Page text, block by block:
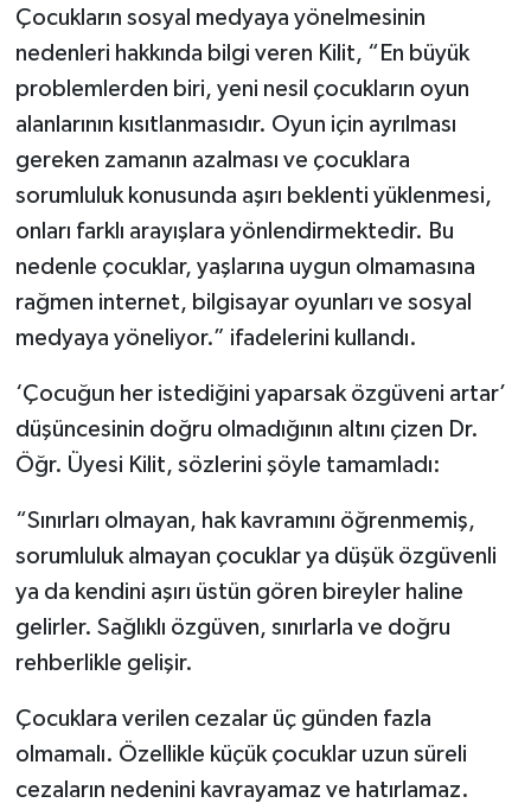
Çocukların sosyal medyaya yönelmesinin
nedenleri hakkında bilgi veren Kilit, “En büyük
problemlerden biri, yeni nesil çocukların oyun
alanlarının kısıtlanmasıdır. Oyun için ayrılması
gereken zamanın azalması ve çocuklara
sorumluluk konusunda aşırı beklenti yüklenmesi,
onları farklı arayışlara yönlendirmektedir. Bu
nedenle çocuklar, yaşlarına uygun olmamasına
rağmen internet, bilgisayar oyunları ve sosyal
medyaya yöneliyor.” ifadelerini kullandı.
‘Çocuğun her istediğini yaparsak özgüveni artar’
düşüncesinin doğru olmadığının altını çizen Dr.
Öğr. Üyesi Kilit, sözlerini şöyle tamamladı:
“Sınırları olmayan, hak kavramını öğrenmemiş,
sorumluluk almayan çocuklar ya düşük özgüvenli
ya da kendini aşırı üstün gören bireyler haline
gelirler. Sağlıklı özgüven, sınırlarla ve doğru
rehberlikle gelişir.
Çocuklara verilen cezalar üç günden fazla
olmamalı. Özellikle küçük çocuklar uzun süreli
cezaların nedenini kavrayamaz ve hatırlamaz.